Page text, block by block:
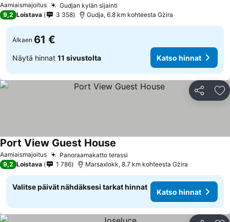
Aamiaismajoitus Gudjan kylän sijainti
9,2 Loistava 3 358 Gudja, 6.8 km kohteesta Gżira
Alkaen 61 €
Näytä hinnat 11 sivustolta Katso hinnat
Jaa
Aamiaismajoitus Panoraamakatto terassi
Port View Guest House
9,2 Loistava 1 786 Marsaxlokk, 8.7 km kohteesta Gżira
Valitse päivät nähdäksesi tarkat hinnat
Katso hinnat